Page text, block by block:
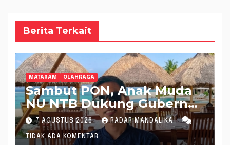
Berita Terkait
MATARAM OLAHRAGA
Sambut PON, Anak Muda
NU NTB Dukung Gubernur
Pimpin KONI NTB
7 AGUSTUS 2026 RADAR MANDALIKA
TIDAK ADA KOMENTAR